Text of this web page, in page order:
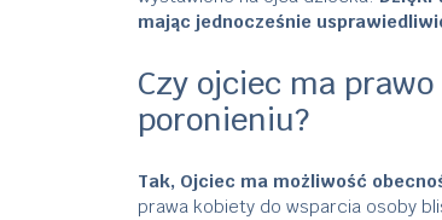
mając jednocześnie
Czy ojciec ma
poronieniu?
Tak, Ojciec ma możliwość
prawa kobiety do wsparcia osoby